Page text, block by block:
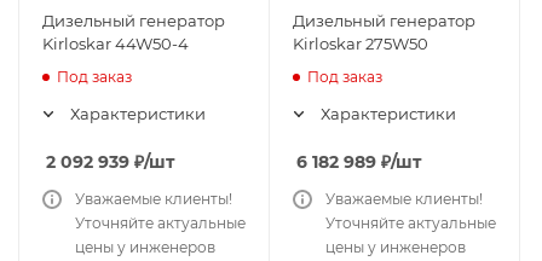
Дизельный генератор
Kirloskar 44W50-4
Под заказ
Характеристики
2 092 939 ₽/шт
Уважаемые клиенты!
Уточняйте актуальные
цены у инженеров
Дизельный генератор
Kirloskar 275W50
Под заказ
Характеристики
6 182 989 ₽/шт
Уважаемые клиенты!
Уточняйте актуальные
цены у инженеров